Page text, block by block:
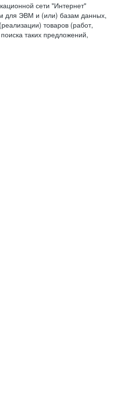
сети "Интернет"
для ЭВМ и (или) базам данных,
товаров (работ,
таких предложений,